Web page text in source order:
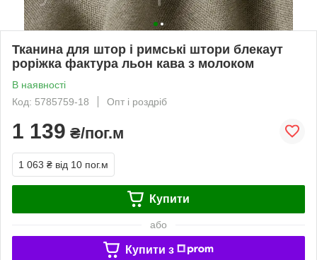
Тканина для штор і римські штори блекаут
роріжка фактура льон кава з молоком
В наявності
Код: 5785759-18
Опт і роздріб
1 139 ₴/пог.м
1 063 ₴ від 10 пог.м
Купити
або
Купити з